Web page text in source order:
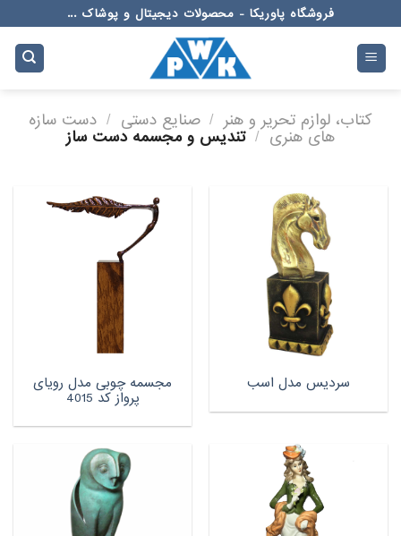
to
content
فروشگاه پاوریکا - محصولات دیجیتال و پوشاک ...
کتاب، لوازم تحریر و هنر / صنایع دستی / دست سازه
های هنری /تندیس و مجسمه دست ساز
سردیس مدل اسب مجسمه چوبی مدل رویای
پرواز کد 4015